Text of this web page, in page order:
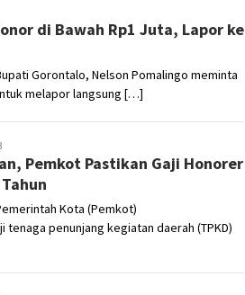
di Bawah Rp1 Juta, Lapor ke
Gorontalo, Nelson Pomalingo meminta
melapor langsung […]
Pemkot Pastikan Gaji Honorer
Kota (Pemkot)
penunjang kegiatan daerah (TPKD)